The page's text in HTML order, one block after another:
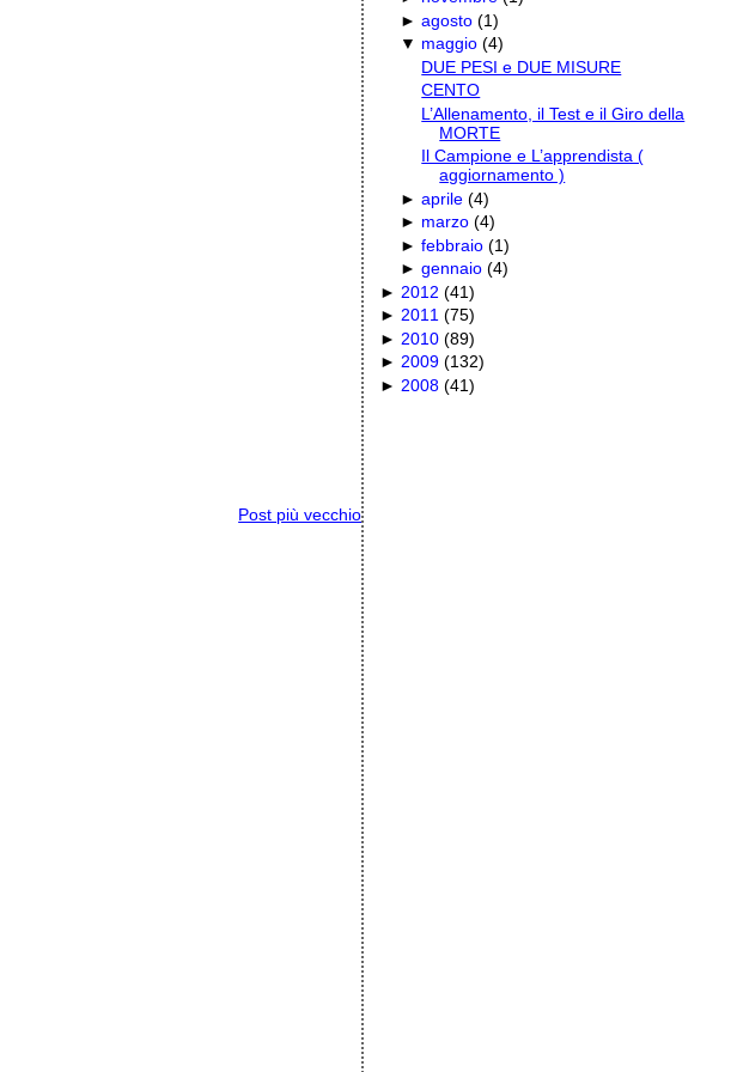
Post più vecchio
►agosto (1)
▼ maggio (4)
DUE PESI e DUE MISURE
CENTO
L’Allenamento, il Test e il Giro della
MORTE
Il Campione e L’apprendista (
aggiornamento )
►aprile (4)
► marzo (4)
►febbraio (1)
►gennaio (4)
► 2012 (41)
►2011 (75)
► 2010 (89)
►2009 (132)
► 2008 (41)